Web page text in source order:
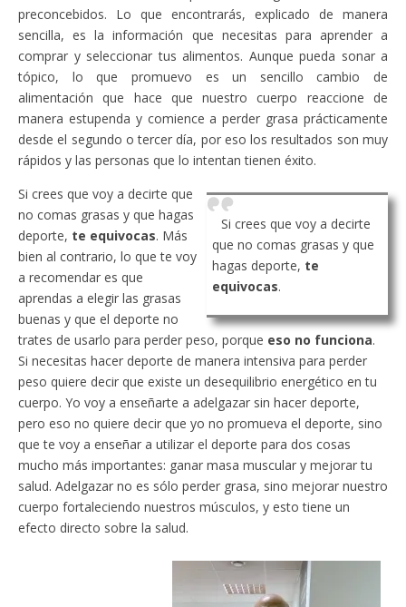
preconcebidos. Lo que encontrarás, explicado de manera
sencilla, es la información que necesitas para aprender a
comprar y seleccionar tus alimentos. Aunque pueda sonar a
tópico, lo que promuevo es un sencillo cambio de
alimentación que hace que nuestro cuerpo reaccione de
manera estupenda y comience a perder grasa prácticamente
desde el segundo o tercer día, por eso los resultados son muy
rápidos y las personas que lo intentan tienen éxito.
Si crees que voy a decirte
que no comas grasas y que
hagas deporte, te
equivocas.
Si crees que voy a decirte que
no comas grasas y que hagas
deporte, te equivocas. Más
bien al contrario, lo que te voy
a recomendar es que
aprendas a elegir las grasas
buenas y que el deporte no
trates de usarlo para perder peso, porque eso no funciona.
Si necesitas hacer deporte de manera intensiva para perder
peso quiere decir que existe un desequilibrio energético en tu
cuerpo. Yo voy a enseñarte a adelgazar sin hacer deporte,
pero eso no quiere decir que yo no promueva el deporte, sino
que te voy a enseñar a utilizar el deporte para dos cosas
mucho más importantes: ganar masa muscular y mejorar tu
salud. Adelgazar no es sólo perder grasa, sino mejorar nuestro
cuerpo fortaleciendo nuestros músculos, y esto tiene un
efecto directo sobre la salud.